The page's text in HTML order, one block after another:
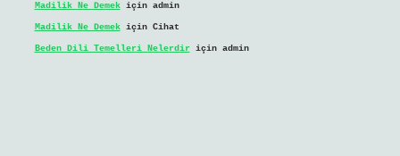
Madilik Ne Demekiçin admin
Madilik Ne Demekiçin Cihat
Beden Dili Temelleri Nelerdiriçin admin